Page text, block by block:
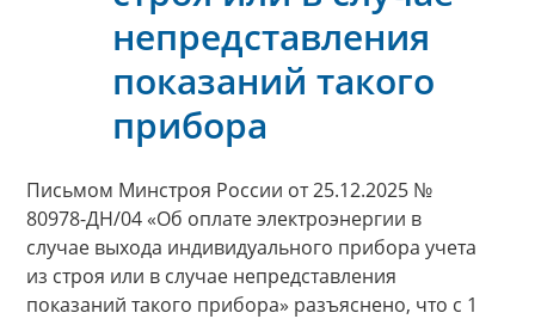
непредставления
показаний такого
прибора
Письмом Минстроя России от 25.12.2025 №
80978-ДН/04 «Об оплате электроэнергии в
случае выхода индивидуального прибора учета
из строя или в случае непредставления
показаний такого прибора» разъяснено, что с 1